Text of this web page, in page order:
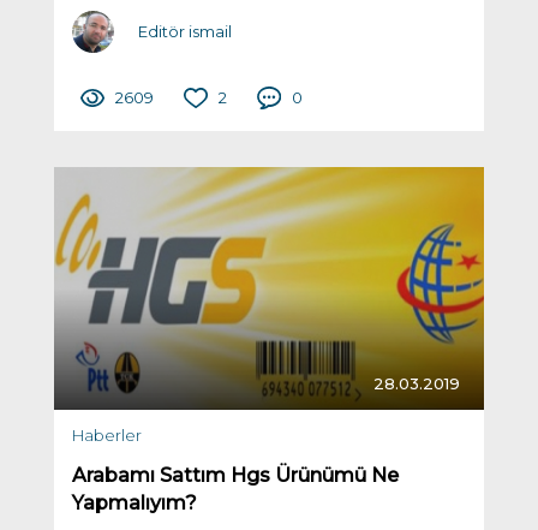
Editör ismail
2609 2 0
28.03.2019
Haberler
Arabamı Sattım Hgs Ürünümü Ne
Yapmalıyım?